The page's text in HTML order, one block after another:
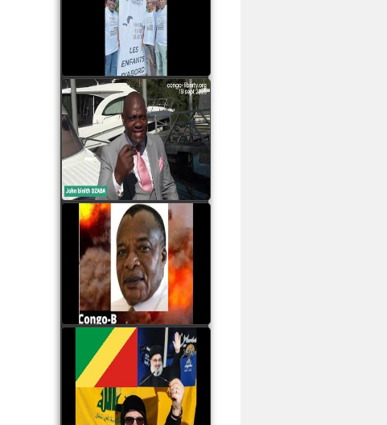
John Binith Dzaba
s'exprime sur le voyage
de Rodrigue Malanda
Samba à Paris
watch video
Poaty Pangou La
Conférence des ethnies
est la seule solution pour
éviter la scission du
Congo B
watch video
Les liaisons dangereuses
du clan Sassou Nguesso
avec le Hezbollah
watch video